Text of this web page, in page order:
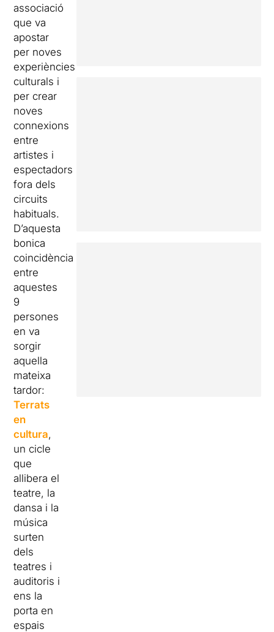
associació
que va
apostar
per noves
experiències
culturals i
per crear
noves
connexions
entre
artistes i
espectadors
fora dels
circuits
habituals.
D’aquesta
bonica
coincidència
entre
aquestes
9
persones
en va
sorgir
aquella
mateixa
tardor:
Terrats
en
cultura,
un cicle
que
allibera el
teatre, la
dansa i la
música
surten
dels
teatres i
auditoris i
ens la
porta en
espais